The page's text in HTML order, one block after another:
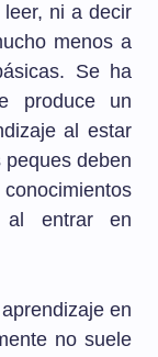
ni a decir
menos a
Se ha
produce un
al estar
peques deben
al entrar en
en
no suele